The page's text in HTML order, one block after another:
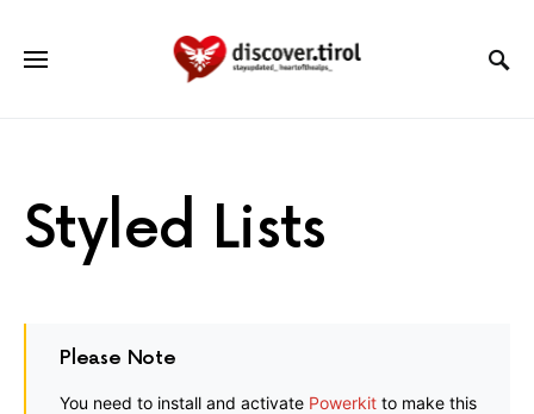
Styled Lists
Please Note
You need to install and activate Powerkit to make this